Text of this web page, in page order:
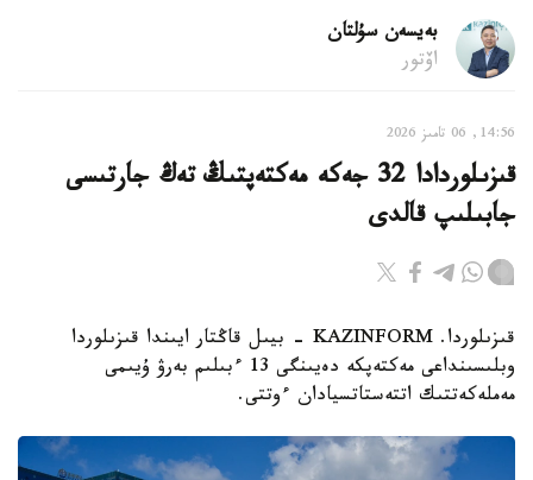
بەيسەن سۇلتان
اۆتور
14:56, 06 تامىز 2026
قىزىلوردادا 32 جەكە مەكتەپتىڭ تەڭ جارتىسى
جابىلىپ قالدى
قىزىلوردا. KAZINFORM - بيىل قاڭتار ايىندا قىزىلوردا
وبلىسىنداعى مەكتەپكە دەيىنگى 13 ءبىلىم بەرۋ ۇيىمى
مەملەكەتتىك اتتەستاتسيادان ءوتتى.